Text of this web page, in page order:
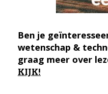
Ben je
wetenschap &
graag meer over
KIJK!